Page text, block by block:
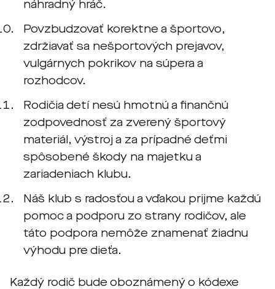
náhradný hráč.
Povzbudzovať korektne a športovo,
zdržiavať sa nešportových prejavov,
vulgárnych pokrikov na súpera a
rozhodcov.
Rodičia detí nesú hmotnú a finančnú
zodpovednosť za zverený športový
materiál, výstroj a za prípadné deťmi
spôsobené škody na majetku a
zariadeniach klubu.
Náš klub s radosťou a vďakou prijme každú
pomoc a podporu zo strany rodičov, ale
táto podpora nemôže znamenať žiadnu
výhodu pre dieťa.
Každý rodič bude oboznámený o kódexe